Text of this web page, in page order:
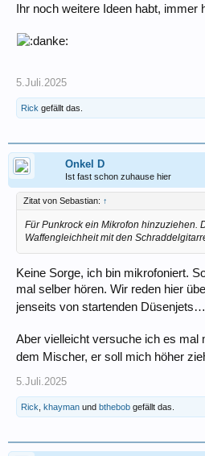
Ihr noch weitere Ideen habt, immer
5.Juli.2025
Rick gefällt das.
Onkel D
Ist fast schon zuhause hier
Zitat von Sebastian: ↑
Für Punkrock ein Mikrofon hinzuziehen.
Waffengleichheit mit den
Keine Sorge, ich bin mikrofoniert.
mal selber hören. Wir reden hier
jenseits von startenden Düsenjets…
Aber vielleicht versuche ich es mal
dem Mischer, er soll mich höher
5.Juli.2025
Rick khayman und bthebob gefällt das.